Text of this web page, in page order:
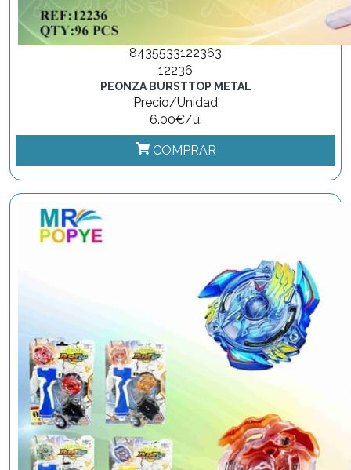
8435533122363
12236
PEONZA BURSTTOP METAL
Precio/Unidad
6.00€/u.
COMPRAR